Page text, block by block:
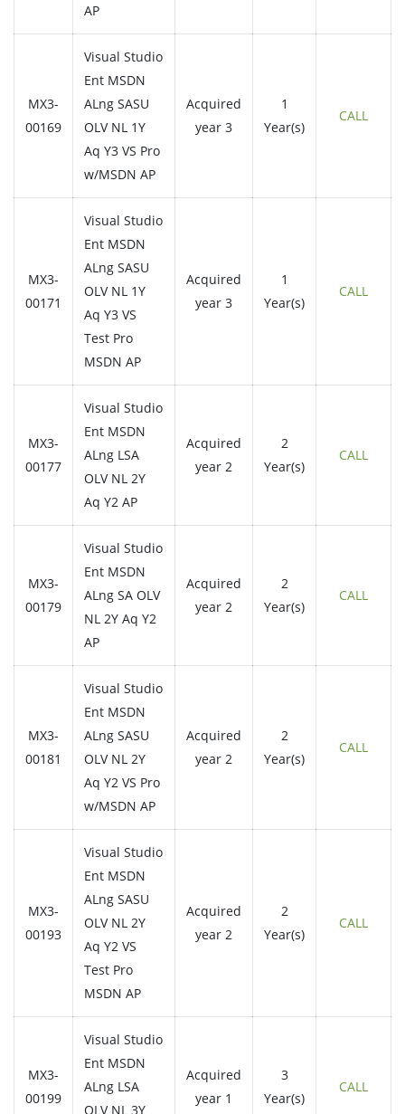
AP
MX3-
00169
Visual Studio
Ent MSDN
ALng SASU
OLV NL 1Y
Aq Y3 VS Pro
w/MSDN AP
Acquired
year 3
1
Year(s)
CALL
MX3-
00171
Visual Studio
Ent MSDN
ALng SASU
OLV NL 1Y
Aq Y3 VS
Test Pro
MSDN AP
Acquired
year 3
1
Year(s)
CALL
MX3-
00177
Visual Studio
Ent MSDN
ALng LSA
OLV NL 2Y
Aq Y2 AP
Acquired
year 2
2
Year(s)
CALL
MX3-
00179
Visual Studio
Ent MSDN
ALng SA OLV
NL 2Y Aq Y2
AP
Acquired
year 2
2
Year(s)
CALL
MX3-
00181
Visual Studio
Ent MSDN
ALng SASU
OLV NL 2Y
Aq Y2 VS Pro
w/MSDN AP
Acquired
year 2
2
Year(s)
CALL
MX3-
00193
Visual Studio
Ent MSDN
ALng SASU
OLV NL 2Y
Aq Y2 VS
Test Pro
MSDN AP
Acquired
year 2
2
Year(s)
CALL
MX3-
00199
Visual Studio
Ent MSDN
ALng LSA
OLV NL 3Y
Acquired
year 1
3
Year(s)
CALL